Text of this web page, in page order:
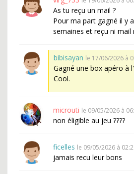
As tu reçu un mail ?
Pour ma part gagné il y
semaines et reçu ni mail
bibisayan le 17/06/2026 à
Gagné une box apéro à
Cool.
microuti le 09/05/2026 à
non éligible au jeu ????
ficelles le 09/05/2026 à
jamais recu leur bons